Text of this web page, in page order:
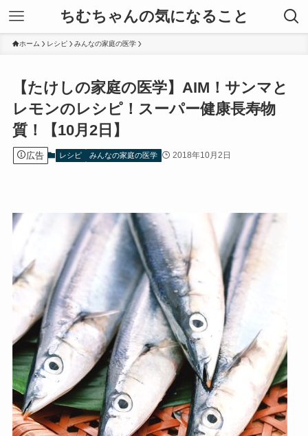
ちむちゃんの気になること
ホーム レシピ みんなの家庭の医学
【たけしの家庭の医学】AIM！サンマと
レモンのレシピ！スーパー健康長寿物
質！【10月2日】
広告 レシピ みんなの家庭の医学 2018年10月2日